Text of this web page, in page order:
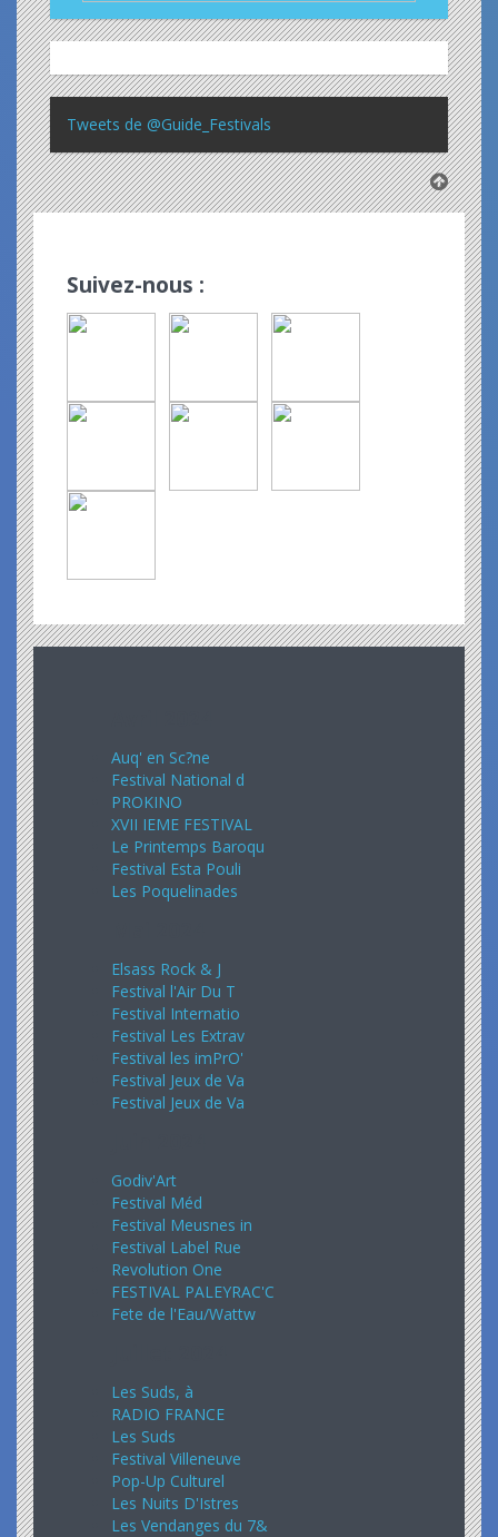
Tweets de @Guide_Festivals
Suivez-nous :
Auq' en Sc?ne
Festival National d
PROKINO
XVII IEME FESTIVAL
Le Printemps Baroqu
Festival Esta Pouli
Les Poquelinades
Elsass Rock & J
Festival l'Air Du T
Festival Internatio
Festival Les Extrav
Festival les imPrO'
Festival Jeux de Va
Festival Jeux de Va
Godiv'Art
Festival Méd
Festival Meusnes in
Festival Label Rue
Revolution One
FESTIVAL PALEYRAC'C
Fete de l'Eau/Wattw
Les Suds, à
RADIO FRANCE
Les Suds
Festival Villeneuve
Pop-Up Culturel
Les Nuits D'Istres
Les Vendanges du 7&